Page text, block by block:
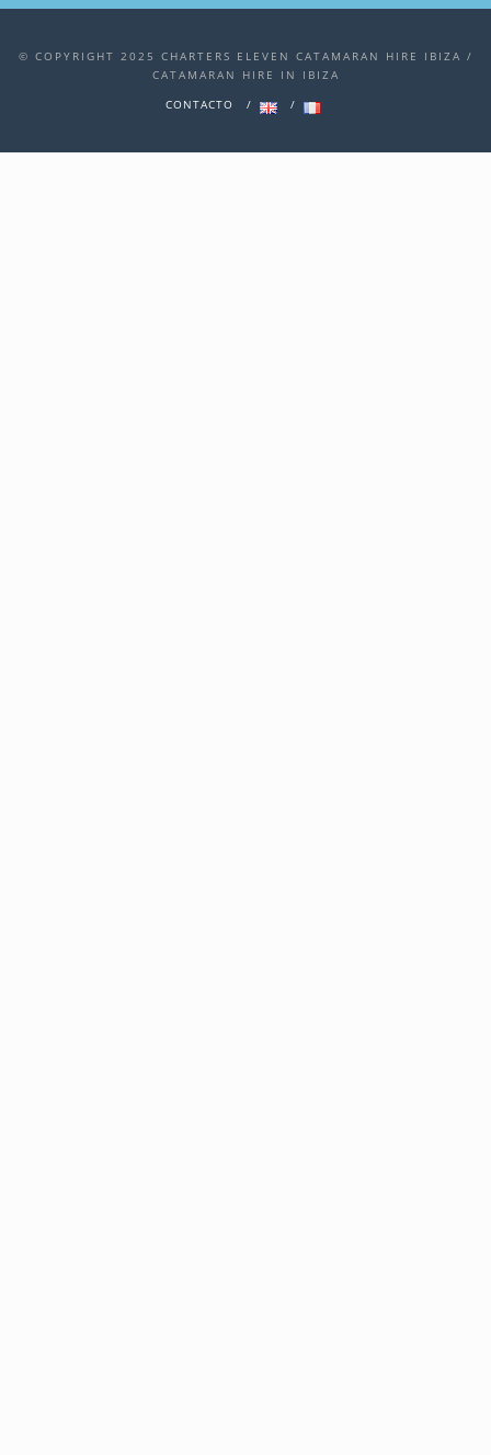
© COPYRIGHT 2025 CHARTERS ELEVEN CATAMARAN HIRE IBIZA /
CATAMARAN HIRE IN IBIZA
CONTACTO